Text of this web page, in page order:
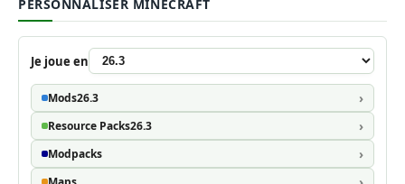
PERSONNALISER MINECRAFT
Je joue en
Mods26.3
Resource Packs26.3
Modpacks